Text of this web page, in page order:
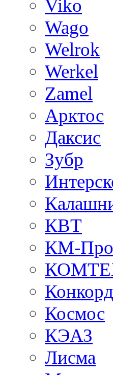
Viko
Wago
Welrok
Werkel
Zamel
Арктос
Даксис
Зубр
КВТ
КМ-
Конкорд
Космос
КЭАЗ
Лисма